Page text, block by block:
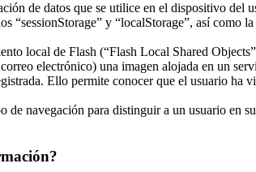
de datos que se utilice en el dispositivo del
y “localStorage”, así como
local de Flash (“Flash Local Shared
electrónico) una imagen alojada en un
Ello permite conocer que el usuario ha
navegación para distinguir a un usuario en